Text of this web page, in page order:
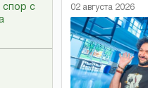
спор с
02 августа 2026